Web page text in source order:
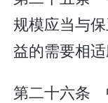
规模应当与
益的需要相适
第二十六条